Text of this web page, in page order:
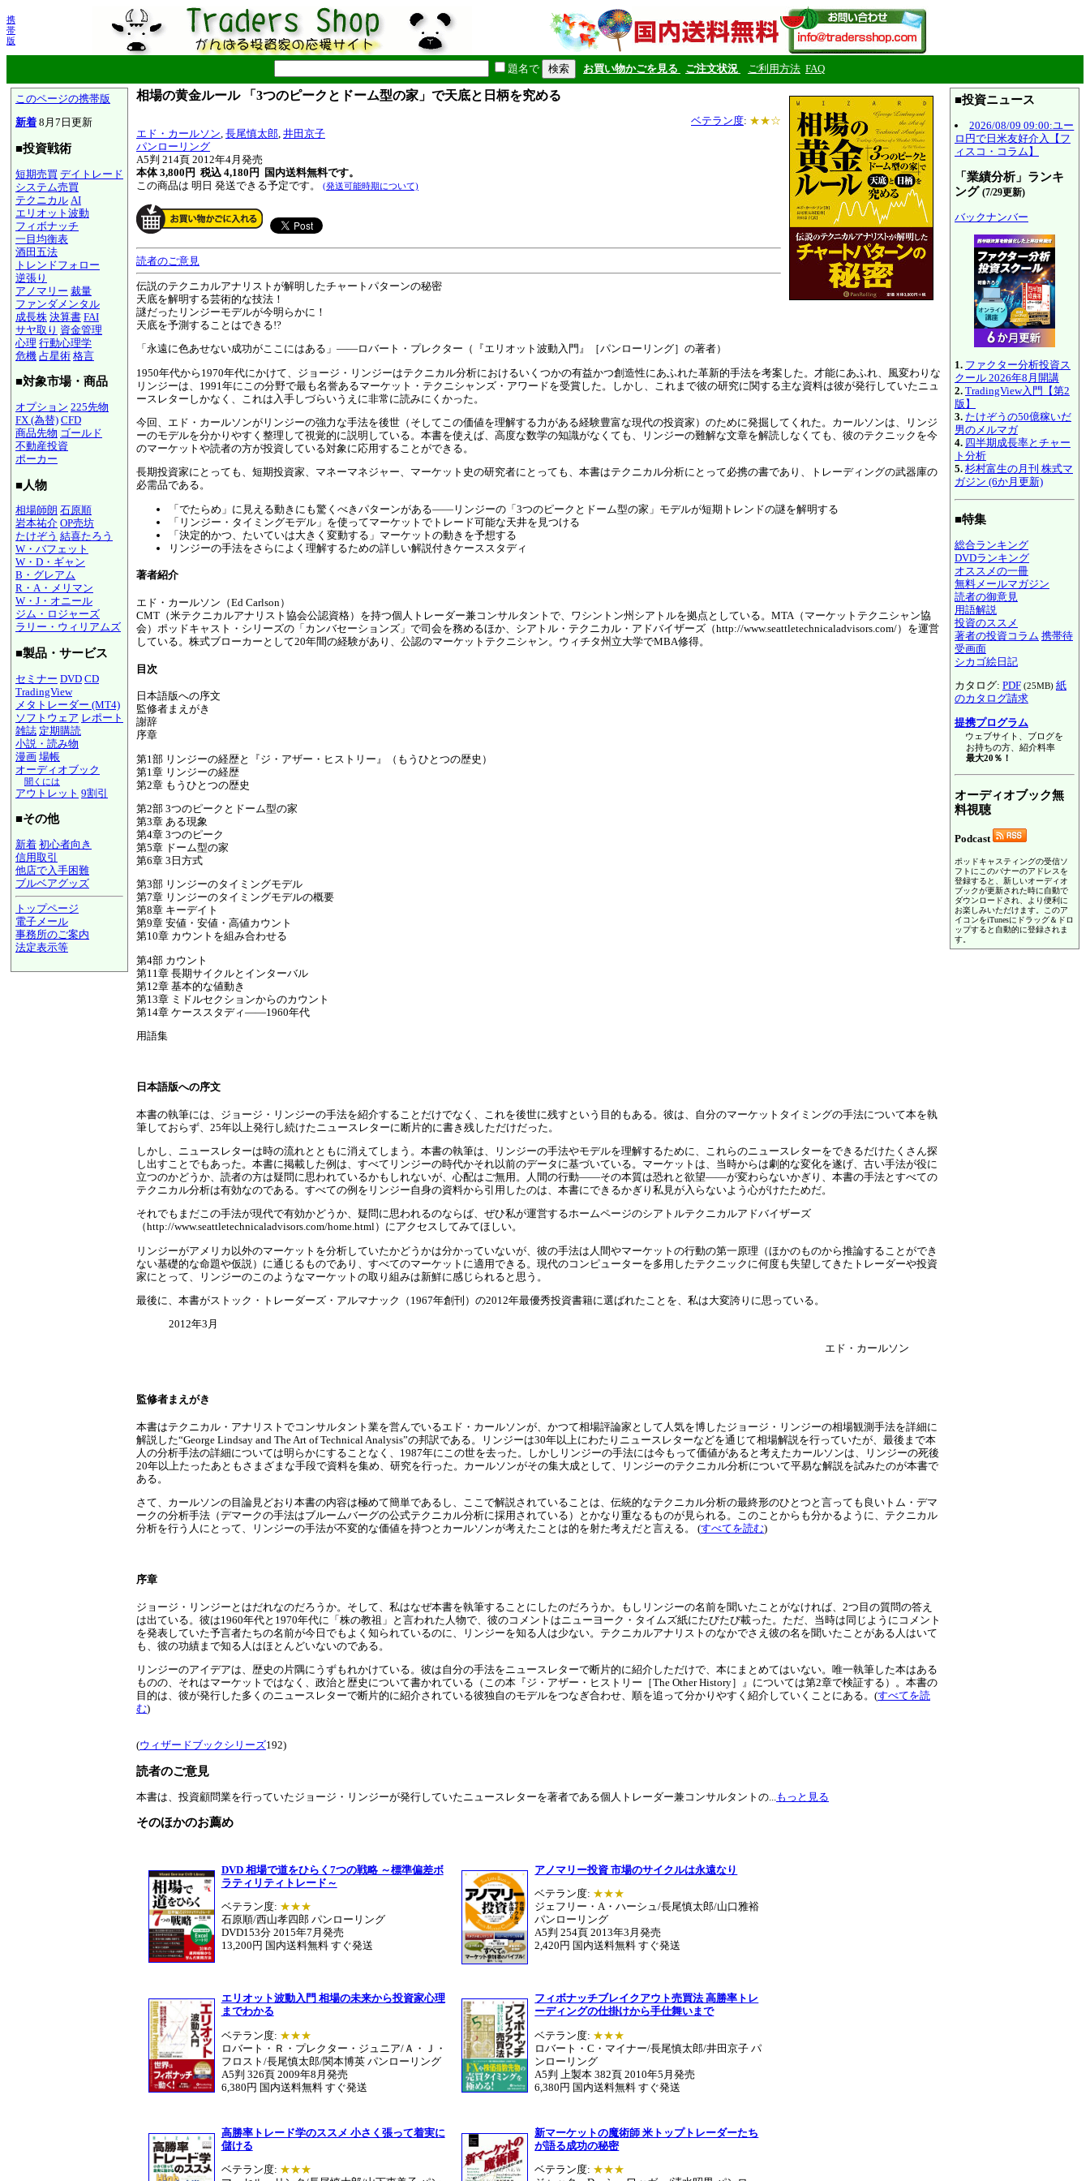
携
帯
版
題名で お買い物かごを見る ご注文状況 ご利用方法 FAQ
このページの携帯版
新着 8月7日更新
■投資戦術
短期売買 デイトレード
システム売買
テクニカル AI
エリオット波動
フィボナッチ
一目均衡表
酒田五法
トレンドフォロー
逆張り
アノマリー 裁量
ファンダメンタル
成長株 決算書 FAI
サヤ取り 資金管理
心理 行動心理学
危機 占星術 格言
■対象市場・商品
オプション 225先物
FX (為替) CFD
商品先物 ゴールド
不動産投資
ポーカー
■人物
相場師朗 石原順
岩本祐介 OP売坊
たけぞう 結喜たろう
W・バフェット
W・D・ギャン
B・グレアム
R・A・メリマン
W・J・オニール
ジム・ロジャーズ
ラリー・ウィリアムズ
■製品・サービス
セミナー DVD CD
TradingView
メタトレーダー (MT4)
ソフトウェア レポート
雑誌 定期購読
小説・読み物
漫画 場帳
オーディオブック
聞くには
アウトレット 9割引
■その他
新着 初心者向き
信用取引
他店で入手困難
ブルベアグッズ
トップページ
電子メール
事務所のご案内
法定表示等
相場の黄金ルール 「3つのピークとドーム型の家」で天底と日柄を究める
ベテラン度: ★★☆
エド・カールソン, 長尾慎太郎, 井田京子
パンローリング
A5判 214頁 2012年4月発売
本体 3,800円 税込 4,180円
国内送料無料です。
この商品は 明日 発送できる予定です。
(発送可能時期について)
読者のご意見
伝説のテクニカルアナリストが解明したチャートパターンの秘密
天底を解明する芸術的な技法！
謎だったリンジーモデルが今明らかに！
天底を予測することはできる!?
「永遠に色あせない成功がここにはある」――ロバート・プレクター（『エリオット波動入門』［パンローリング］の著者）
1950年代から1970年代にかけて、ジョージ・リンジーはテクニカル分析におけるいくつかの有益かつ創造性にあふれた革新的手法を考案した。才能にあふれ、風変わりな
リンジーは、1991年にこの分野で最も名誉あるマーケット・テクニシャンズ・アワードを受賞した。しかし、これまで彼の研究に関する主な資料は彼が発行していたニュ
ースレターしかなく、これは入手しづらいうえに非常に読みにくかった。
今回、エド・カールソンがリンジーの強力な手法を後世（そしてこの価値を理解する力がある経験豊富な現代の投資家）のために発掘してくれた。カールソンは、リンジ
ーのモデルを分かりやすく整理して視覚的に説明している。本書を使えば、高度な数学の知識がなくても、リンジーの難解な文章を解読しなくても、彼のテクニックを今
のマーケットや読者の方が投資している対象に応用することができる。
長期投資家にとっても、短期投資家、マネーマネジャー、マーケット史の研究者にとっても、本書はテクニカル分析にとって必携の書であり、トレーディングの武器庫の
必需品である。
「でたらめ」に見える動きにも驚くべきパターンがある――リンジーの「3つのピークとドーム型の家」モデルが短期トレンドの謎を解明する
「リンジー・タイミングモデル」を使ってマーケットでトレード可能な天井を見つける
「決定的かつ、たいていは大きく変動する」マーケットの動きを予想する
リンジーの手法をさらによく理解するための詳しい解説付きケーススタディ
著者紹介
エド・カールソン（Ed Carlson）
CMT（米テクニカルアナリスト協会公認資格）を持つ個人トレーダー兼コンサルタントで、ワシントン州シアトルを拠点としている。MTA（マーケットテクニシャン協
会）ポッドキャスト・シリーズの「カンバセーションズ」で司会を務めるほか、シアトル・テクニカル・アドバイザーズ（http://www.seattletechnicaladvisors.com/）を運営
している。株式ブローカーとして20年間の経験があり、公認のマーケットテクニシャン。ウィチタ州立大学でMBA修得。
目次
日本語版への序文
監修者まえがき
謝辞
序章
第1部 リンジーの経歴と『ジ・アザー・ヒストリー』（もうひとつの歴史）
第1章 リンジーの経歴
第2章 もうひとつの歴史
第2部 3つのピークとドーム型の家
第3章 ある現象
第4章 3つのピーク
第5章 ドーム型の家
第6章 3日方式
第3部 リンジーのタイミングモデル
第7章 リンジーのタイミングモデルの概要
第8章 キーデイト
第9章 安値・安値・高値カウント
第10章 カウントを組み合わせる
第4部 カウント
第11章 長期サイクルとインターバル
第12章 基本的な値動き
第13章 ミドルセクションからのカウント
第14章 ケーススタディ――1960年代
用語集
日本語版への序文
本書の執筆には、ジョージ・リンジーの手法を紹介することだけでなく、これを後世に残すという目的もある。彼は、自分のマーケットタイミングの手法について本を執
筆しておらず、25年以上発行し続けたニュースレターに断片的に書き残しただけだった。
しかし、ニュースレターは時の流れとともに消えてしまう。本書の執筆は、リンジーの手法やモデルを理解するために、これらのニュースレターをできるだけたくさん探
し出すことでもあった。本書に掲載した例は、すべてリンジーの時代かそれ以前のデータに基づいている。マーケットは、当時からは劇的な変化を遂げ、古い手法が役に
立つのかどうか、読者の方は疑問に思われているかもしれないが、心配はご無用。人間の行動――その本質は恐れと欲望――が変わらないかぎり、本書の手法とすべての
テクニカル分析は有効なのである。すべての例をリンジー自身の資料から引用したのは、本書にできるかぎり私見が入らないよう心がけたためだ。
それでもまだこの手法が現代で有効かどうか、疑問に思われるのならば、ぜひ私が運営するホームページのシアトルテクニカルアドバイザーズ
（http://www.seattletechnicaladvisors.com/home.html）にアクセスしてみてほしい。
リンジーがアメリカ以外のマーケットを分析していたかどうかは分かっていないが、彼の手法は人間やマーケットの行動の第一原理（ほかのものから推論することができ
ない基礎的な命題や仮説）に通じるものであり、すべてのマーケットに適用できる。現代のコンピューターを多用したテクニックに何度も失望してきたトレーダーや投資
家にとって、リンジーのこのようなマーケットの取り組みは新鮮に感じられると思う。
最後に、本書がストック・トレーダーズ・アルマナック（1967年創刊）の2012年最優秀投資書籍に選ばれたことを、私は大変誇りに思っている。
2012年3月
エド・カールソン
監修者まえがき
本書はテクニカル・アナリストでコンサルタント業を営んでいるエド・カールソンが、かつて相場評論家として人気を博したジョージ・リンジーの相場観測手法を詳細に
解説した“George Lindsay and The Art of Technical Analysis”の邦訳である。リンジーは30年以上にわたりニュースレターなどを通じて相場解説を行っていたが、最後まで本
人の分析手法の詳細については明らかにすることなく、1987年にこの世を去った。しかしリンジーの手法には今もって価値があると考えたカールソンは、リンジーの死後
20年以上たったあともさまざまな手段で資料を集め、研究を行った。カールソンがその集大成として、リンジーのテクニカル分析について平易な解説を試みたのが本書で
ある。
さて、カールソンの目論見どおり本書の内容は極めて簡単であるし、ここで解説されていることは、伝統的なテクニカル分析の最終形のひとつと言っても良いトム・デマ
ークの分析手法（デマークの手法はブルームバーグの公式テクニカル分析に採用されている）とかなり重なるものが見られる。このことからも分かるように、テクニカル
分析を行う人にとって、リンジーの手法が不変的な価値を持つとカールソンが考えたことは的を射た考えだと言える。 (すべてを読む)
序章
ジョージ・リンジーとはだれなのだろうか。そして、私はなぜ本書を執筆することにしたのだろうか。もしリンジーの名前を聞いたことがなければ、2つ目の質問の答え
は出ている。彼は1960年代と1970年代に「株の教祖」と言われた人物で、彼のコメントはニューヨーク・タイムズ紙にたびたび載った。ただ、当時は同じようにコメント
を発表していた予言者たちの名前が今日でもよく知られているのに、リンジーを知る人は少ない。テクニカルアナリストのなかでさえ彼の名を聞いたことがある人はいて
も、彼の功績まで知る人はほとんどいないのである。
リンジーのアイデアは、歴史の片隅にうずもれかけている。彼は自分の手法をニュースレターで断片的に紹介しただけで、本にまとめてはいない。唯一執筆した本はある
ものの、それはマーケットではなく、政治と歴史について書かれている（この本『ジ・アザー・ヒストリー［The Other History］』については第2章で検証する）。本書の
目的は、彼が発行した多くのニュースレターで断片的に紹介されている彼独自のモデルをつなぎ合わせ、順を追って分かりやすく紹介していくことにある。(すべてを読
む)
(ウィザードブックシリーズ192)
読者のご意見
本書は、投資顧問業を行っていたジョージ・リンジーが発行していたニュースレターを著者である個人トレーダー兼コンサルタントの... もっと見る
そのほかのお薦め
DVD 相場で道をひらく7つの戦略 ～標準偏差ボ
ラティリティトレード～
ベテラン度: ★★★
石原順/西山孝四郎 パンローリング
DVD153分 2015年7月発売
13,200円 国内送料無料 すぐ発送
アノマリー投資 市場のサイクルは永遠なり
ベテラン度: ★★★
ジェフリー・A・ハーシュ/長尾慎太郎/山口雅裕
パンローリング
A5判 254頁 2013年3月発売
2,420円 国内送料無料 すぐ発送
エリオット波動入門 相場の未来から投資家心理
までわかる
ベテラン度: ★★★
ロバート・Ｒ・プレクター・ジュニア/Ａ・Ｊ・
フロスト/長尾慎太郎/関本博英 パンローリング
A5判 326頁 2009年8月発売
6,380円 国内送料無料 すぐ発送
フィボナッチブレイクアウト売買法 高勝率トレ
ーディングの仕掛けから手仕舞いまで
ベテラン度: ★★★
ロバート・C・マイナー/長尾慎太郎/井田京子 パ
ンローリング
A5判 上製本 382頁 2010年5月発売
6,380円 国内送料無料 すぐ発送
高勝率トレード学のススメ 小さく張って着実に
儲ける
ベテラン度: ★★★
新マーケットの魔術師 米トップトレーダーたち
が語る成功の秘密
ベテラン度: ★★★
■投資ニュース
2026/08/09 09:00:ユー
ロ円で日米友好介入【フ
ィスコ・コラム】
「業績分析」ランキ
ング (7/29更新)
バックナンバー
1. ファクター分析投資ス
クール 2026年8月開講
2. TradingView入門【第2
版】
3. たけぞうの50億稼いだ
男のメルマガ
4. 四半期成長率とチャー
ト分析
5. 杉村富生の月刊 株式マ
ガジン (6か月更新)
■特集
総合ランキング
DVDランキング
オススメの一冊
無料メールマガジン
読者の御意見
用語解説
投資のススメ
著者の投資コラム 携帯待
受画面
シカゴ絵日記
カタログ: PDF (25MB) 紙
のカタログ請求
提携プログラム
ウェブサイト、ブログを
お持ちの方、紹介料率
最大20％！
オーディオブック無
料視聴
Podcast
ポッドキャスティングの受信ソ
フトにこのバナーのアドレスを
登録すると、新しいオーディオ
ブックが更新された時に自動で
ダウンロードされ、より便利に
お楽しみいただけます。このア
イコンをiTunesにドラッグ＆ドロ
ップすると自動的に登録されま
す。